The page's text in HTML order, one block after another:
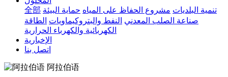
全部
تنمية البلديات مشروع الحفاظ على المياه حماية البيئة
صناعة الصلب المعدني النفط والبتروكيماويات الطاقة
الكهربائية والكهرباء الحرارية
الإخبارية
اتصل بنا
阿拉伯语